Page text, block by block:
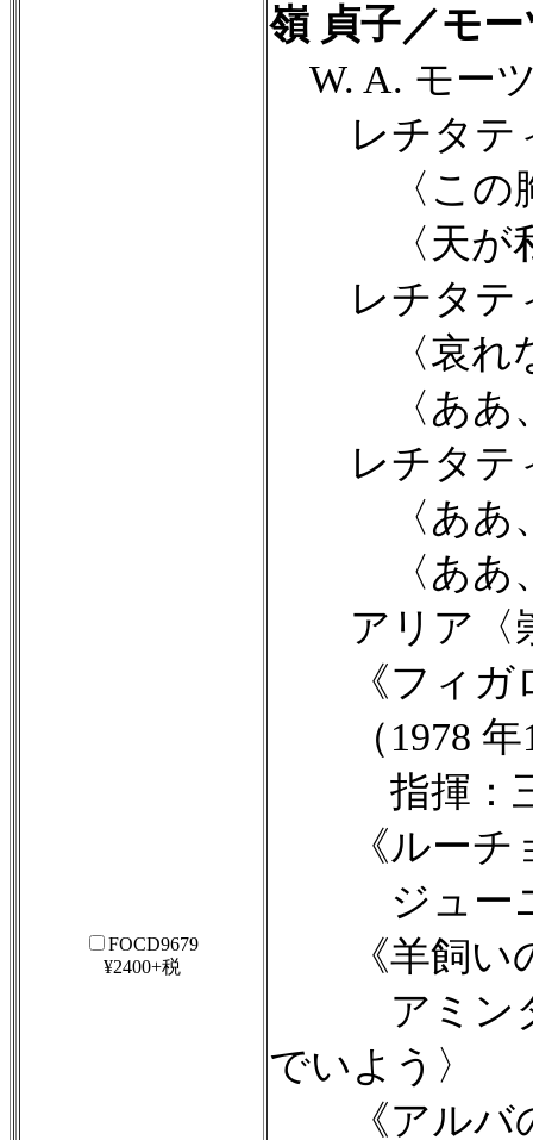
FOCD9679
¥2400+税
嶺 貞子／モ
W. A. モー
レチタテ
〈この胸
〈天が私
レチタテ
〈哀れな
〈ああ、
レチタテ
〈ああ、
〈ああ、私
アリア〈崇
《フィガロ
（1978 年1
指揮：三瓶
《ルーチョ
ジューニア
《羊飼いの
アミンタの
でいよう〉
《アルバの